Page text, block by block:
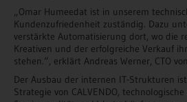
„Omar Humeedat ist in unserem
Kundenzufriedenheit zuständig. Dazu
verstärkte Automatisierung dort, wo die
Kreativen und der erfolgreiche Verkauf
stehen.“, erklärt Andreas Werner, CTO von
Der Ausbau der internen IT-Strukturen
Strategie von CALVENDO,